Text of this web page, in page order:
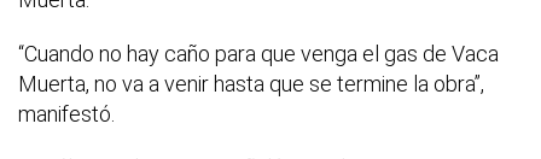
“Cuando no hay caño para que venga el gas de Vaca
Muerta, no va a venir hasta que se termine la obra”,
manifestó.